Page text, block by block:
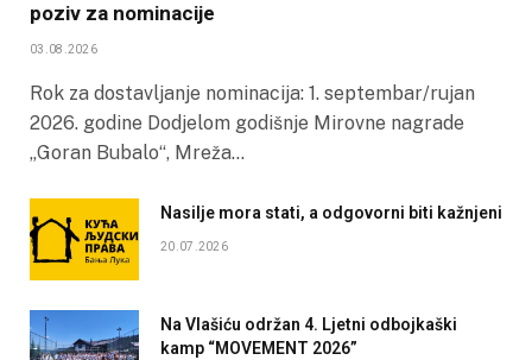
poziv za nominacije
03.08.2026
Rok za dostavljanje nominacija: 1. septembar/rujan
2026. godine Dodjelom godišnje Mirovne nagrade
„Goran Bubalo“, Mreža…
Nasilje mora stati, a odgovorni biti kažnjeni
20.07.2026
Na Vlašiću održan 4. Ljetni odbojkaški
kamp “MOVEMENT 2026”